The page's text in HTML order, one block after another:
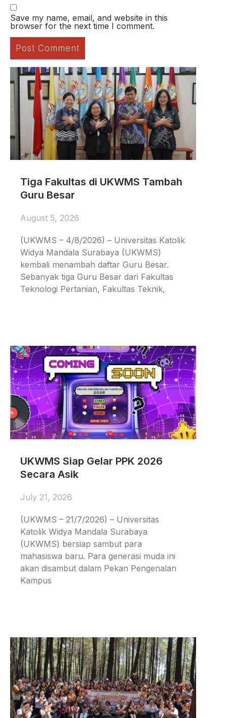
Save my name, email, and website in this
browser for the next time I comment.
Tiga Fakultas di UKWMS Tambah
Guru Besar
August 5, 2026
(UKWMS – 4/8/2026) – Universitas Katolik
Widya Mandala Surabaya (UKWMS)
kembali menambah daftar Guru Besar.
Sebanyak tiga Guru Besar dari Fakultas
Teknologi Pertanian, Fakultas Teknik,
UKWMS Siap Gelar PPK 2026
Secara Asik
July 21, 2026
(UKWMS – 21/7/2026) – Universitas
Katolik Widya Mandala Surabaya
(UKWMS) bersiap sambut para
mahasiswa baru. Para generasi muda ini
akan disambut dalam Pekan Pengenalan
Kampus